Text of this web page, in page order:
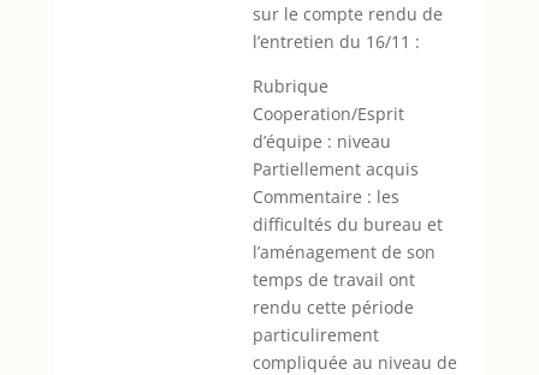
sur le compte rendu de
l’entretien du 16/11 :
Rubrique
Cooperation/Esprit
d’équipe : niveau
Partiellement acquis
Commentaire : les
difficultés du bureau et
l’aménagement de son
temps de travail ont
rendu cette période
particulirement
compliquée au niveau de